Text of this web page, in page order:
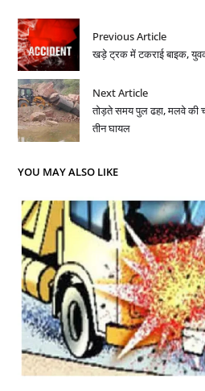
Previous Article
खड़े ट्रक में टकराई बाइक,
Next Article
तोड़ते समय पुल ढहा, मलवे
तीन घायल
YOU MAY ALSO LIKE